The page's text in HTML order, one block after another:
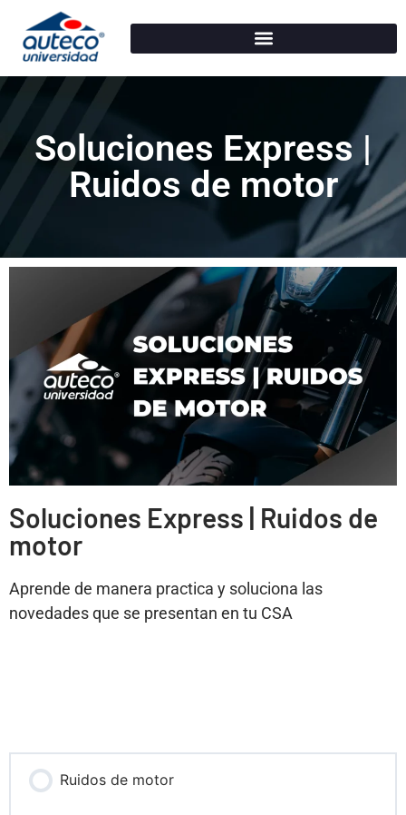
Soluciones Express |
Ruidos de motor
Soluciones Express | Ruidos de
motor
Aprende de manera practica y soluciona las
novedades que se presentan en tu CSA
Ruidos de motor